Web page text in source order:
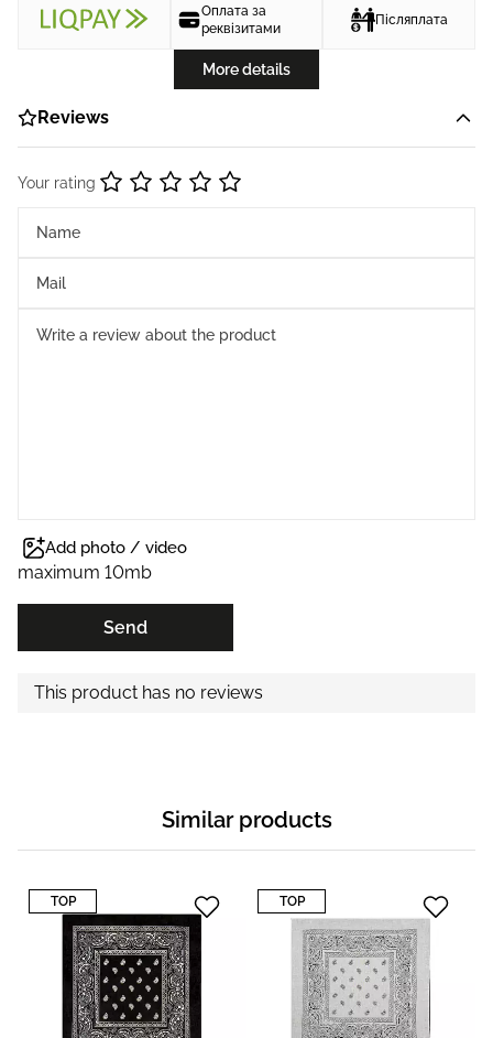
Оплата за
реквізитами
Післяплата
More details
Reviews
Your rating
Add photo / video
maximum 10mb
Send
This product has no reviews
Similar products
TOP TOP